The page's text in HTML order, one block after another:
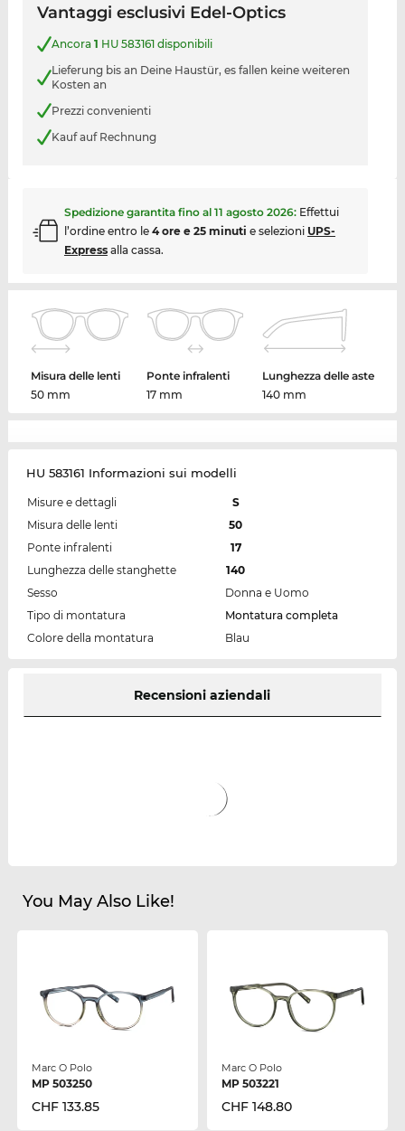
Vantaggi esclusivi Edel-Optics
Ancora 1 HU 583161 disponibili
Lieferung bis an Deine Haustür, es fallen keine weiteren
Kosten an
Prezzi convenienti
Kauf auf Rechnung
Spedizione garantita fino al 11 agosto 2026: Effettui
l’ordine entro le 4 ore e 25 minuti e selezioni UPS-
Expressalla cassa.
Misura delle lenti
50 mm
Ponte infralenti
17 mm
Lunghezza delle aste
140 mm
HU 583161 Informazioni sui modelli
Misure e dettagli
S
Misura delle lenti
50
Ponte infralenti
17
Lunghezza delle stanghette
140
Sesso
Donna e Uomo
Tipo di montatura
Montatura completa
Colore della montatura
Blau
Recensioni aziendali
You May Also Like!
Marc O Polo
MP 503250
CHF 133.85
Marc O Polo
MP 503221
CHF 148.80